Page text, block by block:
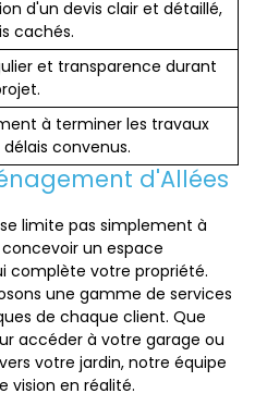
d'un devis clair et détaillé,
cachés.
et transparence durant
à terminer les travaux
convenus.
d'Allées
limite pas simplement à
un espace
complète votre propriété.
une gamme de services
de chaque client. Que
accéder à votre garage ou
votre jardin, notre équipe
vision en réalité.